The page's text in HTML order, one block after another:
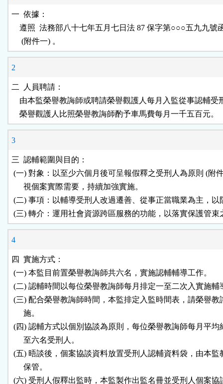
按
鈕
區
一  依據：
遵照  法務部八十七年五月七日法 87 保字第○○○五九九號
2
二  人員聘請：
由本監榮譽教誨師或聘請榮譽觀護人每月入監從事認輔受
3
三  認輔範圍與目的：
(一) 對象：以至少六個月後可呈報假釋之受刑人為原則 (附
      視個案實際需要，持續加強實施。
(二) 事項：以輔導受刑人改過遷善、從事正當職業為主，以
4
四  實施方式：
(一) 本監目前置榮譽教誨師共六名，實施認輔輔導工作。
(二) 認輔時間以每位榮譽教誨師每月排定一至二次入實施輔
(三) 配合榮譽教誨師時間，本監排定入監時間表，請榮譽教
      施。
(四) 認輔方式以個別協談為原則，每位榮譽教誨師每月平均
      至六名受刑人。
(五) 晤談後，個案協談資料放置受刑人認輔資料袋，由本監
      保管。
(六) 受刑人假釋出監時，本監製作出監名冊並受刑人個案協